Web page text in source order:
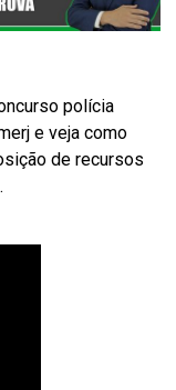
polícia
e veja como
de recursos